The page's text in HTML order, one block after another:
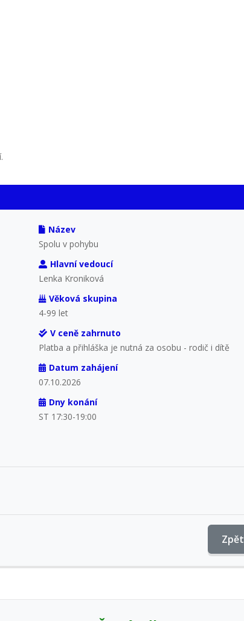
Název
Spolu v pohybu
Hlavní vedoucí
Lenka Kroniková
Věková skupina
4-99 let
V ceně zahrnuto
Platba a přihláška je nutná za osobu - rodič i dítě
Datum zahájení
07.10.2026
Dny konání
ST 17:30-19:00
Zpět